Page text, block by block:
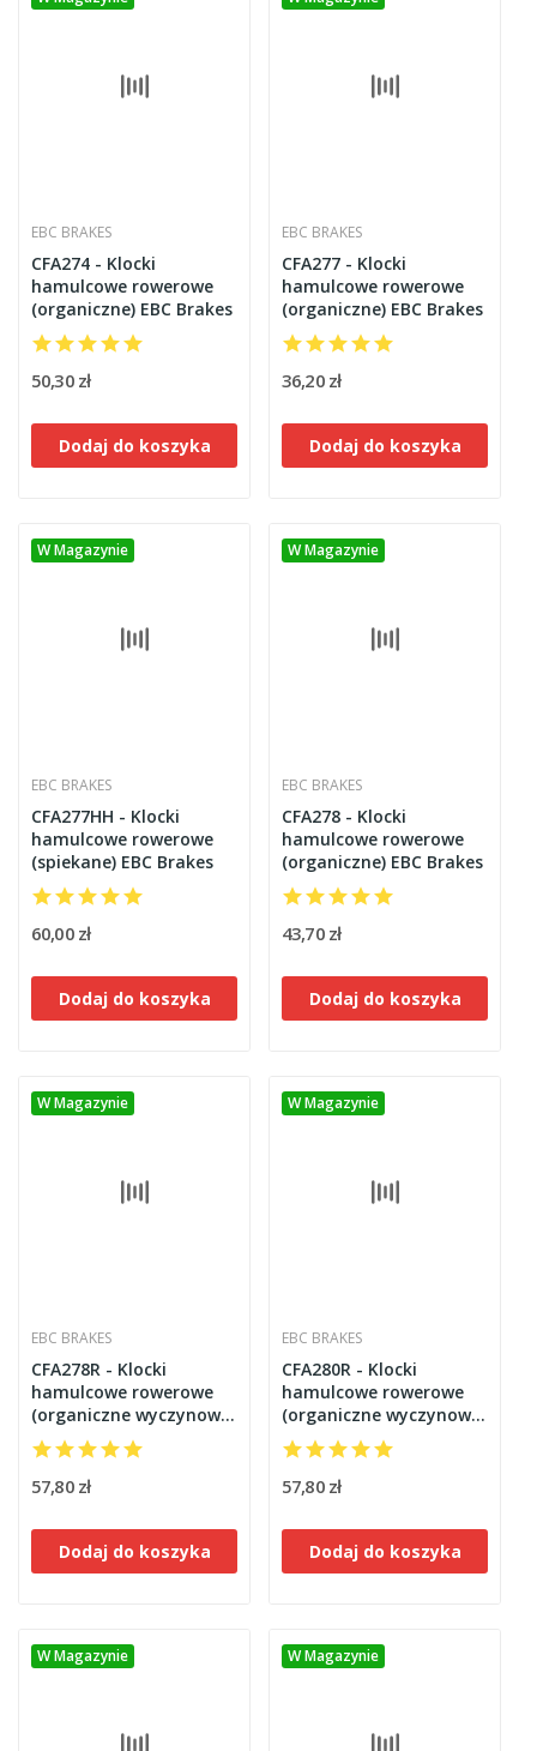
EBC BRAKES
CFA274 - Klocki
hamulcowe rowerowe
(organiczne) EBC Brakes
50,30 zł
Dodaj do koszyka
EBC BRAKES
CFA277 - Klocki
hamulcowe rowerowe
(organiczne) EBC Brakes
36,20 zł
Dodaj do koszyka
W Magazynie
EBC BRAKES
CFA277HH - Klocki
hamulcowe rowerowe
(spiekane) EBC Brakes
60,00 zł
Dodaj do koszyka
W Magazynie
EBC BRAKES
CFA278 - Klocki
hamulcowe rowerowe
(organiczne) EBC Brakes
43,70 zł
Dodaj do koszyka
W Magazynie
EBC BRAKES
CFA278R - Klocki
hamulcowe rowerowe
(organiczne wyczynowe)
EBC Brakes
57,80 zł
Dodaj do koszyka
W Magazynie
EBC BRAKES
CFA280R - Klocki
hamulcowe rowerowe
(organiczne wyczynowe)
EBC Brakes
57,80 zł
Dodaj do koszyka
W Magazynie W Magazynie